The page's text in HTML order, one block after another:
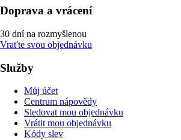
Doprava a vrácení
30 dní na rozmyšlenou
Vraťte svou objednávku
Služby
Můj účet
Centrum nápovědy
Sledovat mou objednávku
Vrátit mou objednávku
Kódy slev